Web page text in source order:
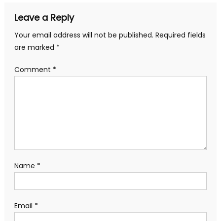
Leave a Reply
Your email address will not be published. Required fields
are marked *
Comment *
Name *
Email *